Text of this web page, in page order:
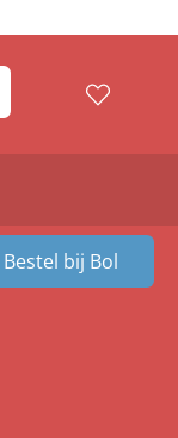
Bestel bij Bol